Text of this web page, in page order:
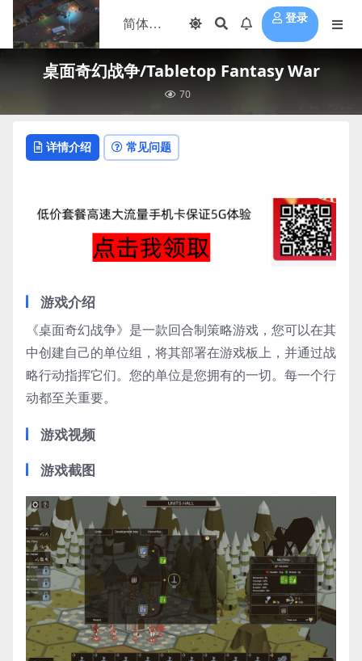
登录
桌面奇幻战争/Tabletop Fantasy War
70
详情介绍 常见问题
游戏介绍
《桌面奇幻战争》是一款回合制策略游戏，您可以在其
中创建自己的单位组，将其部署在游戏板上，并通过战
略行动指挥它们。您的单位是您拥有的一切。每一个行
动都至关重要。
游戏视频
游戏截图